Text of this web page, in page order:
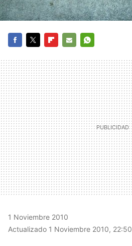
MAIL
1 Noviembre 2010
Actualizado 1 Noviembre 2010, 22:50